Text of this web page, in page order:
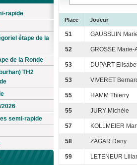
rapide
étape de la
de la Ronde
TH2
2026
semi-rapide
Place Joueur
51 GAUSSUIN
52 GROSSE Marie-
53 DUPART
53 VIVERET
55 HAMM Thierry
55 JURY Michèle
57 KOLLMEIER
58 ZAGAR Dany
59 LETENEUR